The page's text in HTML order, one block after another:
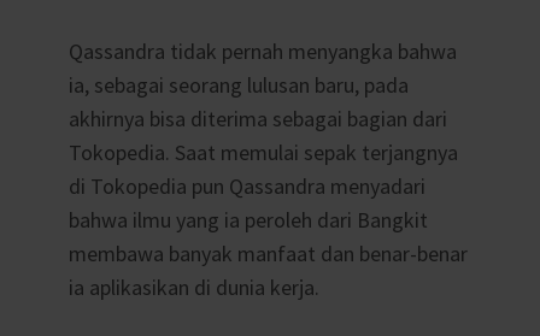
Qassandra tidak pernah menyangka bahwa
ia, sebagai seorang lulusan baru, pada
akhirnya bisa diterima sebagai bagian dari
Tokopedia. Saat memulai sepak terjangnya
di Tokopedia pun Qassandra menyadari
bahwa ilmu yang ia peroleh dari Bangkit
membawa banyak manfaat dan benar-benar
ia aplikasikan di dunia kerja.